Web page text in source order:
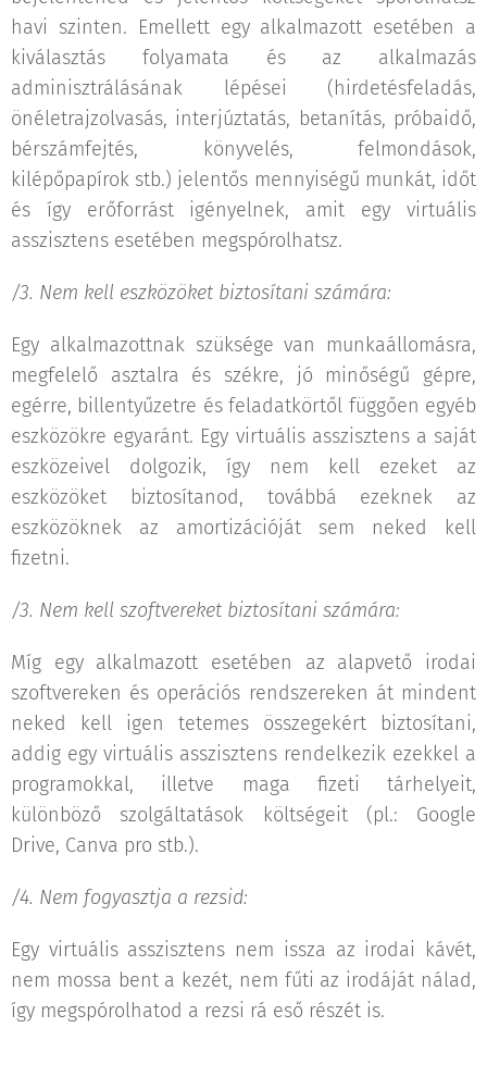
havi szinten. Emellett egy alkalmazott esetében a
kiválasztás folyamata és az alkalmazás
adminisztrálásának lépései (hirdetésfeladás,
önéletrajzolvasás, interjúztatás, betanítás, próbaidő,
bérszámfejtés, könyvelés, felmondások,
kilépőpapírok stb.) jelentős mennyiségű munkát, időt
és így erőforrást igényelnek, amit egy virtuális
asszisztens esetében megspórolhatsz.
/3. Nem kell eszközöket biztosítani számára:
Egy alkalmazottnak szüksége van munkaállomásra,
megfelelő asztalra és székre, jó minőségű gépre,
egérre, billentyűzetre és feladatkörtől függően egyéb
eszközökre egyaránt. Egy virtuális asszisztens a saját
eszközeivel dolgozik, így nem kell ezeket az
eszközöket biztosítanod, továbbá ezeknek az
eszközöknek az amortizációját sem neked kell
fizetni.
/3. Nem kell szoftvereket biztosítani számára:
Míg egy alkalmazott esetében az alapvető irodai
szoftvereken és operációs rendszereken át mindent
neked kell igen tetemes összegekért biztosítani,
addig egy virtuális asszisztens rendelkezik ezekkel a
programokkal, illetve maga fizeti tárhelyeit,
különböző szolgáltatások költségeit (pl.: Google
Drive, Canva pro stb.).
/4. Nem fogyasztja a rezsid:
Egy virtuális asszisztens nem issza az irodai kávét,
nem mossa bent a kezét, nem fűti az irodáját nálad,
így megspórolhatod a rezsi rá eső részét is.